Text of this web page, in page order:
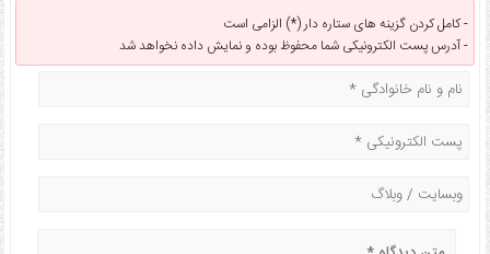
کامل کردن گزینه های ستاره دار (*) الزامی است -
آدرس پست الکترونیکی شما محفوظ بوده و نمایش داده نخواهد شد -